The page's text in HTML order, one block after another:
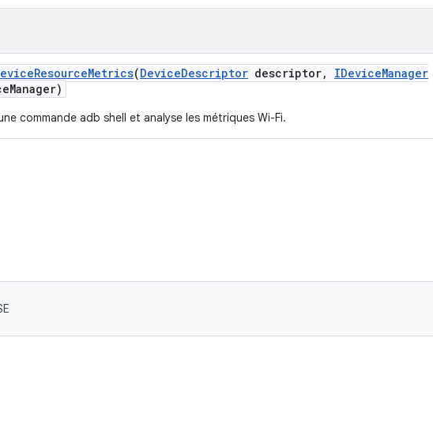
ResourceMetrics(DeviceDescriptor descriptor, IDeviceManager
Manager)
commande adb shell et analyse les métriques Wi-Fi.